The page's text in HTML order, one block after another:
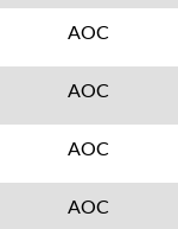
AOC
AOC
AOC
AOC